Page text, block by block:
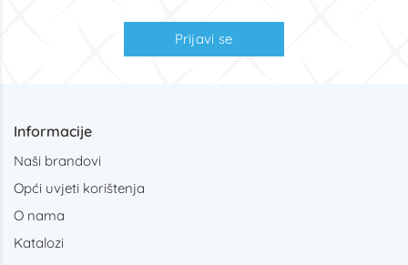
Prijavi se
Informacije
Naši brandovi
Opći uvjeti korištenja
O nama
Katalozi